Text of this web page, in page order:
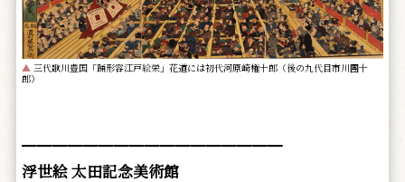
▲三代歌川豊国「踊形容江戸絵栄」花道には初代河原崎権十郎（後の九代目市川團十
郎）
━━━━━━━━━━━━━━━━━
浮世絵 太田記念美術館